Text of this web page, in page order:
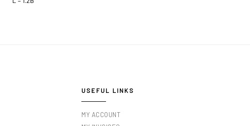
USEFUL LINKS
MY ACCOUNT